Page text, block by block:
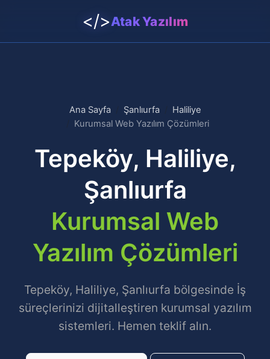
</>Atak Yazılım
Ana Sayfa Şanlıurfa
Haliliye
Kurumsal Web Yazılım Çözümleri
Tepeköy, Haliliye,
Şanlıurfa
Kurumsal Web
Yazılım Çözümleri
Tepeköy, Haliliye, Şanlıurfa bölgesinde İş
süreçlerinizi dijitalleştiren kurumsal yazılım
sistemleri. Hemen teklif alın.